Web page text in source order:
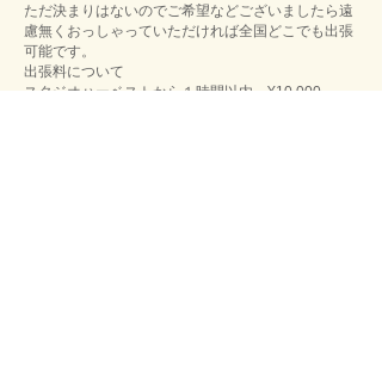
ただ決まりはないのでご希望などございましたら遠
慮無くおっしゃっていただければ全国どこでも出張
可能です。
出張料について
スタジオハーベストから１時間以内 ¥10,000